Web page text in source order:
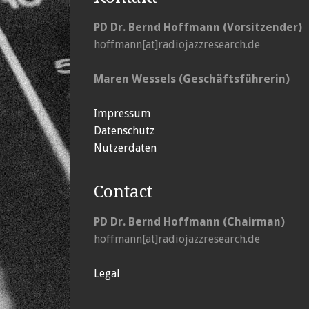
PD Dr. Bernd Hoffmann (Vorsitzender)
hoffmann[at]radiojazzresearch.de
Maren Wessels (Geschäftsführerin)
Impressum
Datenschutz
Nutzerdaten
Contact
PD Dr. Bernd Hoffmann (Chairman)
hoffmann[at]radiojazzresearch.de
Legal